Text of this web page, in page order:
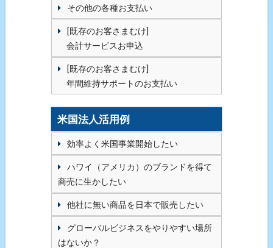
その他の各種お支払い
[既存のお客さまむけ]
会計サービスお申込
[既存のお客さまむけ]
年間維持サポートのお支払い
米国法人活用例
効率よく米国事業開始したい
ハワイ（アメリカ）のブランドを得て
商売に生かしたい
他社に無い商品を日本で販売したい
グローバルビジネスをやりやすい場所
はないか？